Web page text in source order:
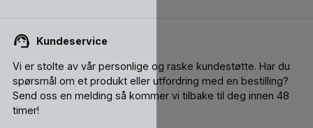
Kundeservice
Vi er stolte av vår personlige og raske kundestøtte. Har du
spørsmål om et produkt eller utfordring med en bestilling?
Send oss ​​en melding så kommer vi tilbake til deg innen 48
timer!